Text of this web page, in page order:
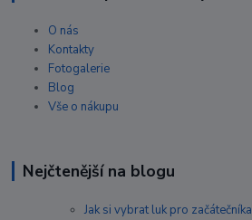
O nás
Kontakty
Fotogalerie
Blog
Vše o nákupu
Nejčtenější na blogu
Jak si vybrat luk pro začátečníka